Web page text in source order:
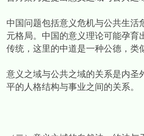
中国问题包括意义危机与公共生
元格局。中国的意义理论可能孕
传统，这里的中道是一种公德，类
意义之域与公共之域的关系是内圣
平的人格结构与事业之间的关系。